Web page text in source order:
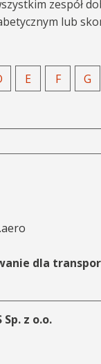
zespół
lub
E F G
dla
Sp. z o.o.